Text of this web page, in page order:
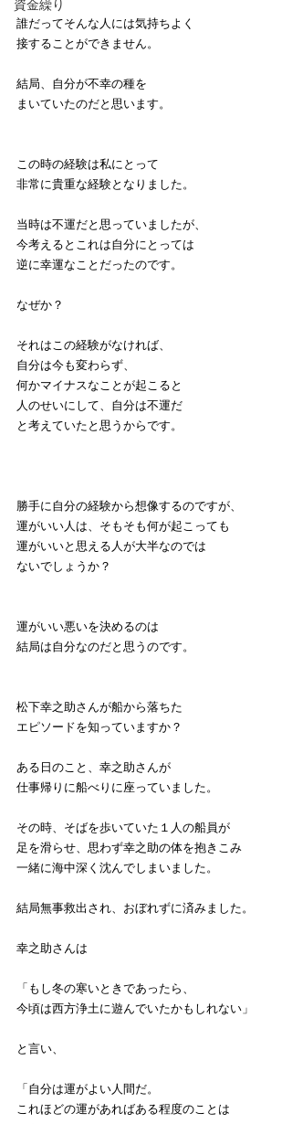
資金繰り
誰だってそんな人には気持ちよく
接することができません。
結局、自分が不幸の種を
まいていたのだと思います。
この時の経験は私にとって
非常に貴重な経験となりました。
当時は不運だと思っていましたが、
今考えるとこれは自分にとっては
逆に幸運なことだったのです。
なぜか？
それはこの経験がなければ、
自分は今も変わらず、
何かマイナスなことが起こると
人のせいにして、自分は不運だ
と考えていたと思うからです。
勝手に自分の経験から想像するのですが、
運がいい人は、そもそも何が起こっても
運がいいと思える人が大半なのでは
ないでしょうか？
運がいい悪いを決めるのは
結局は自分なのだと思うのです。
松下幸之助さんが船から落ちた
エピソードを知っていますか？
ある日のこと、幸之助さんが
仕事帰りに船べりに座っていました。
その時、そばを歩いていた１人の船員が
足を滑らせ、思わず幸之助の体を抱きこみ
一緒に海中深く沈んでしまいました。
結局無事救出され、おぼれずに済みました。
幸之助さんは
「もし冬の寒いときであったら、
今頃は西方浄土に遊んでいたかもしれない」
と言い、
「自分は運がよい人間だ。
これほどの運があればある程度のことは